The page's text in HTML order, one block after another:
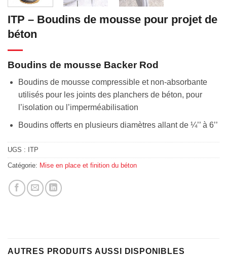
ITP – Boudins de mousse pour projet de
béton
Boudins de mousse Backer Rod
Boudins de mousse compressible et non-absorbante
utilisés pour les joints des planchers de béton, pour
l’isolation ou l’imperméabilisation
Boudins offerts en plusieurs diamètres allant de ¼’’ à 6’’
UGS : ITP
Catégorie: Mise en place et finition du béton
AUTRES PRODUITS AUSSI DISPONIBLES